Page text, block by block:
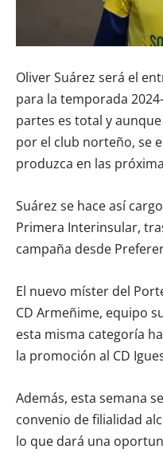
Oliver Suárez será el
para la temporada
partes es total y
por el club norteño, se
produzca en las
Suárez se hace así
Primera Interinsular,
campaña desde
El nuevo míster del
CD Armeñime, equipo
esta misma categoría
la promoción al CD
Además, esta semana
convenio de filialidad
lo que dará una